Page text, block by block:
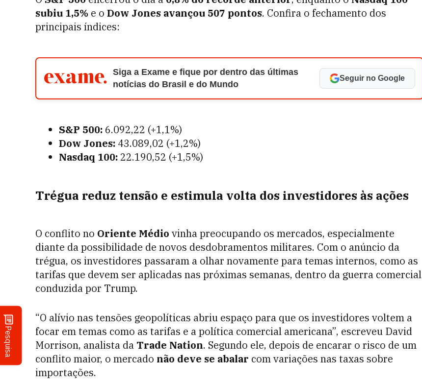
Pesquisa
subiu 1,5% e o Dow Jones avançou 507 pontos. Confira o fechamento dos
principais índices:
Siga a Exame e fique por dentro das últimas
notícias do Brasil e do Mundo
Seguir no Google
S&P 500: 6.092,22 (+1,1%)
Dow Jones: 43.089,02 (+1,2%)
Nasdaq 100: 22.190,52 (+1,5%)
Trégua reduz tensão e estimula volta dos investidores às ações
O conflito no Oriente Médio vinha preocupando os mercados, especialmente
diante da possibilidade de novos desdobramentos militares. Com o anúncio da
trégua, os investidores passaram a olhar novamente para temas internos, como as
tarifas que devem ser aplicadas nas próximas semanas, dentro da guerra comercial
conduzida por Trump.
“O alívio nas tensões geopolíticas abriu espaço para que os investidores voltem a
focar em temas como as tarifas e a política comercial americana”, escreveu David
Morrison, analista da Trade Nation. Segundo ele, depois de encarar o risco de um
conflito maior, o mercado não deve se abalar com variações nas taxas sobre
importações.